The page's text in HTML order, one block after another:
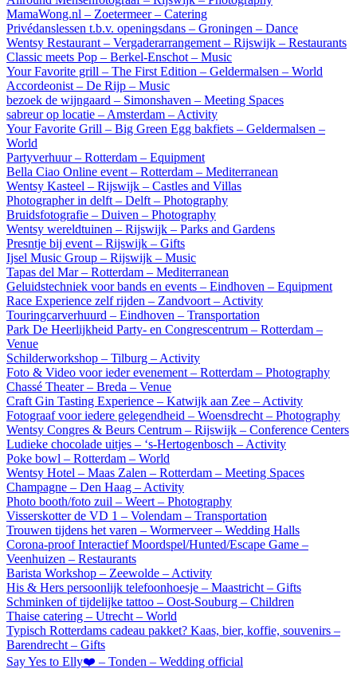
MamaWong.nl – Zoetermeer – Catering
Privédanslessen t.b.v. openingsdans – Groningen – Dance
Wentsy Restaurant – Vergaderarrangement – Rijswijk – Restaurants
Classic meets Pop – Berkel-Enschot – Music
Your Favorite grill – The First Edition – Geldermalsen – World
Accordeonist – De Rijp – Music
bezoek de wijngaard – Simonshaven – Meeting Spaces
sabreur op locatie – Amsterdam – Activity
Your Favorite Grill – Big Green Egg bakfiets – Geldermalsen –
World
Partyverhuur – Rotterdam – Equipment
Bella Ciao Online event – Rotterdam – Mediterranean
Wentsy Kasteel – Rijswijk – Castles and Villas
Photographer in delft – Delft – Photography
Bruidsfotografie – Duiven – Photography
Wentsy wereldtuinen – Rijswijk – Parks and Gardens
Presntje bij event – Rijswijk – Gifts
Ijsel Music Group – Rijswijk – Music
Tapas del Mar – Rotterdam – Mediterranean
Geluidstechniek voor bands en events – Eindhoven – Equipment
Race Experience zelf rijden – Zandvoort – Activity
Touringcarverhuurd – Eindhoven – Transportation
Park De Heerlijkheid Party- en Congrescentrum – Rotterdam –
Venue
Schilderworkshop – Tilburg – Activity
Foto & Video voor ieder evenement – Rotterdam – Photography
Chassé Theater – Breda – Venue
Craft Gin Tasting Experience – Katwijk aan Zee – Activity
Fotograaf voor iedere gelegendheid – Woensdrecht – Photography
Wentsy Congres & Beurs Centrum – Rijswijk – Conference Centers
Ludieke chocolade uitjes – ‘s-Hertogenbosch – Activity
Poke bowl – Rotterdam – World
Wentsy Hotel – Maas Zalen – Rotterdam – Meeting Spaces
Champagne – Den Haag – Activity
Photo booth/foto zuil – Weert – Photography
Visserskotter de VD 1 – Volendam – Transportation
Trouwen tijdens het varen – Wormerveer – Wedding Halls
Corona-proof Interactief Moordspel/Hunted/Escape Game –
Veenhuizen – Restaurants
Barista Workshop – Zeewolde – Activity
His & Hers persoonlijk telefoonhoesje – Maastricht – Gifts
Schminken of tijdelijke tattoo – Oost-Souburg – Children
Thaise catering – Utrecht – World
Typisch Rotterdams cadeau pakket? Kaas, bier, koffie, souvenirs –
Barendrecht – Gifts
Say Yes to Elly❤️ – Tonden – Wedding official